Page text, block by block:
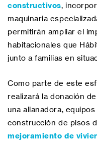
constructivos,
maquinaria
permitirán ampliar el
habitacionales que
junto a familias en
Como parte de este
realizará la donación
una allanadora,
construcción de pisos
mejoramiento de